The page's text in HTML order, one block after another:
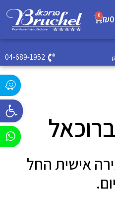
פתח
₪
0
04-689-1952
אישית החל